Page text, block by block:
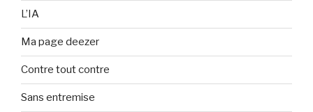
L’IA
Ma page deezer
Contre tout contre
Sans entremise